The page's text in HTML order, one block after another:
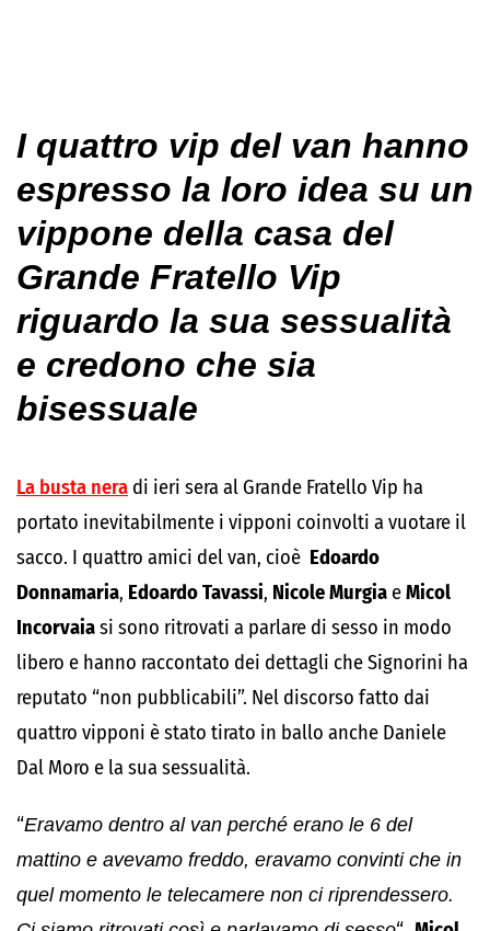
I quattro vip del van hanno
espresso la loro idea su un
vippone della casa del
Grande Fratello Vip
riguardo la sua sessualità
e credono che sia
bisessuale
La busta nera di ieri sera al Grande Fratello Vip ha
portato inevitabilmente i vipponi coinvolti a vuotare il
sacco. I quattro amici del van, cioè Edoardo
Donnamaria, Edoardo Tavassi, Nicole Murgia eMicol
Incorvaiasi sono ritrovati a parlare di sesso in modo
libero e hanno raccontato dei dettagli che Signorini ha
reputato “non pubblicabili”. Nel discorso fatto dai
quattro vipponi è stato tirato in ballo anche Daniele
Dal Moro e la sua sessualità.
“Eravamo dentro al van perché erano le 6 del
mattino e avevamo freddo, eravamo convinti che in
quel momento le telecamere non ci riprendessero.